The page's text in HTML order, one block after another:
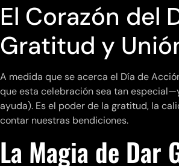
El Corazón del
Gratitud y
A medida que se acerca el Día de
que esta celebración sea tan
ayuda). Es el poder de la gratitud, la
contar nuestras bendiciones.
La Magia de Dar